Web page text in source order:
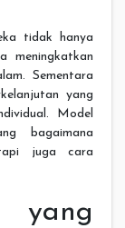
tidak hanya
meningkatkan
Sementara
yang
Model
bagaimana
juga cara
yang